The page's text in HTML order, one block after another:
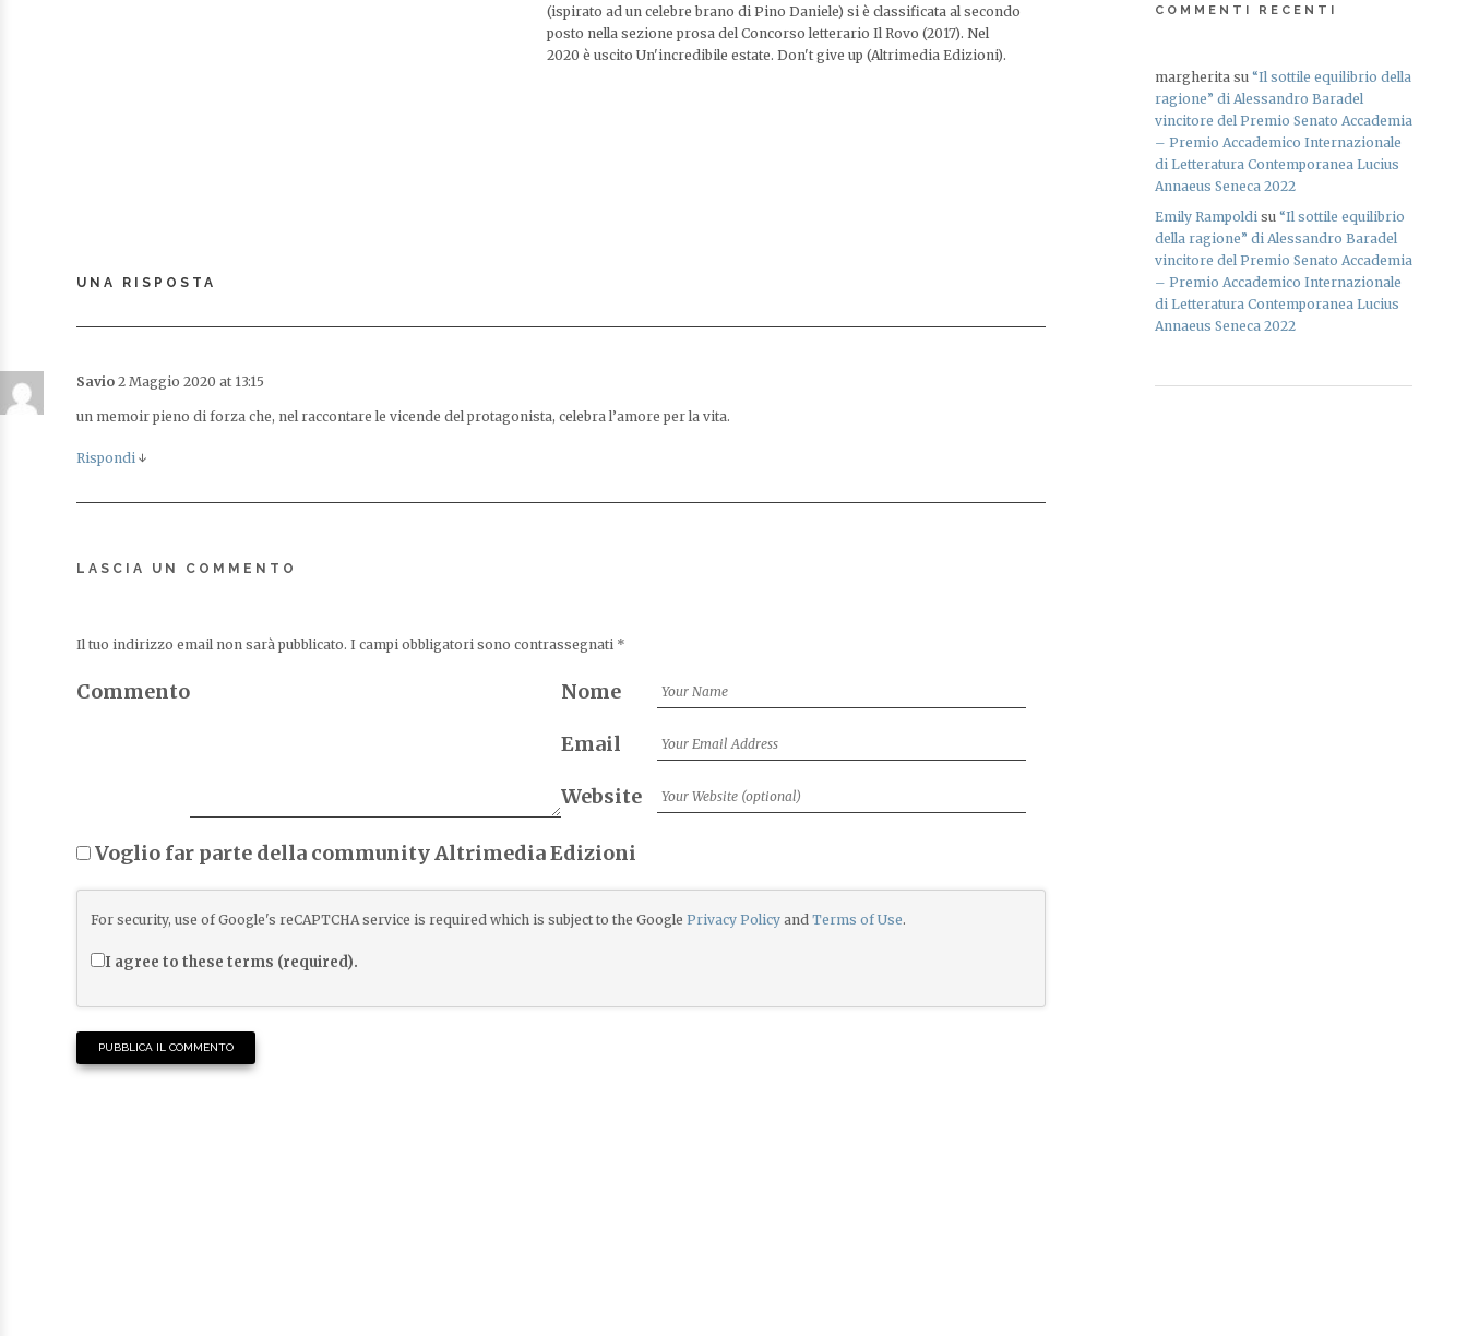
(ispirato ad un celebre brano di Pino Daniele) si è classificata al secondo
posto nella sezione prosa del Concorso letterario Il Rovo (2017). Nel
2020 è uscito Un'incredibile estate. Don't give up (Altrimedia Edizioni).
UNA RISPOSTA
Savio 2 Maggio 2020 at 13:15
un memoir pieno di forza che, nel raccontare le vicende del protagonista, celebra l’amore per la vita.
Rispondi ↓
LASCIA UN COMMENTO
Il tuo indirizzo email non sarà pubblicato. I campi obbligatori sono contrassegnati *
Commento Nome
Email
Website
Voglio far parte della community Altrimedia Edizioni
For security, use of Google's reCAPTCHA service is required which is subject to the Google Privacy Policy and Terms of Use.
I agree to these terms (required).
COMMENTI RECENTI
margherita su “Il sottile equilibrio della
ragione” di Alessandro Baradel
vincitore del Premio Senato Accademia
– Premio Accademico Internazionale
di Letteratura Contemporanea Lucius
Annaeus Seneca 2022
Emily Rampoldi su “Il sottile equilibrio
della ragione” di Alessandro Baradel
vincitore del Premio Senato Accademia
– Premio Accademico Internazionale
di Letteratura Contemporanea Lucius
Annaeus Seneca 2022